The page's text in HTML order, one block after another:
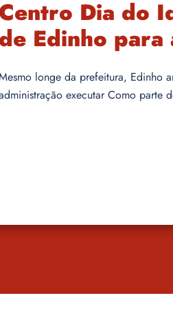
Centro Dia do
de Edinho
longe da prefeitura, Edinho
executar Como parte